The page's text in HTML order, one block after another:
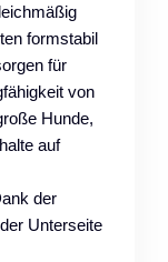
formstabil
für
von
Hunde,
auf
der
Unterseite